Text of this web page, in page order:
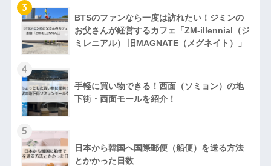
3
BTSのファンなら一度は訪れたい！ジミンの
お父さんが経営するカフェ「ZM‐illennial（ジ
ミレニアル） 旧MAGNATE（メグネイト）」
4
手軽に買い物できる！西面（ソミョン）の地
下街・西面モールを紹介！
5
日本から韓国へ国際郵便（船便）を送る方法
とかかった日数